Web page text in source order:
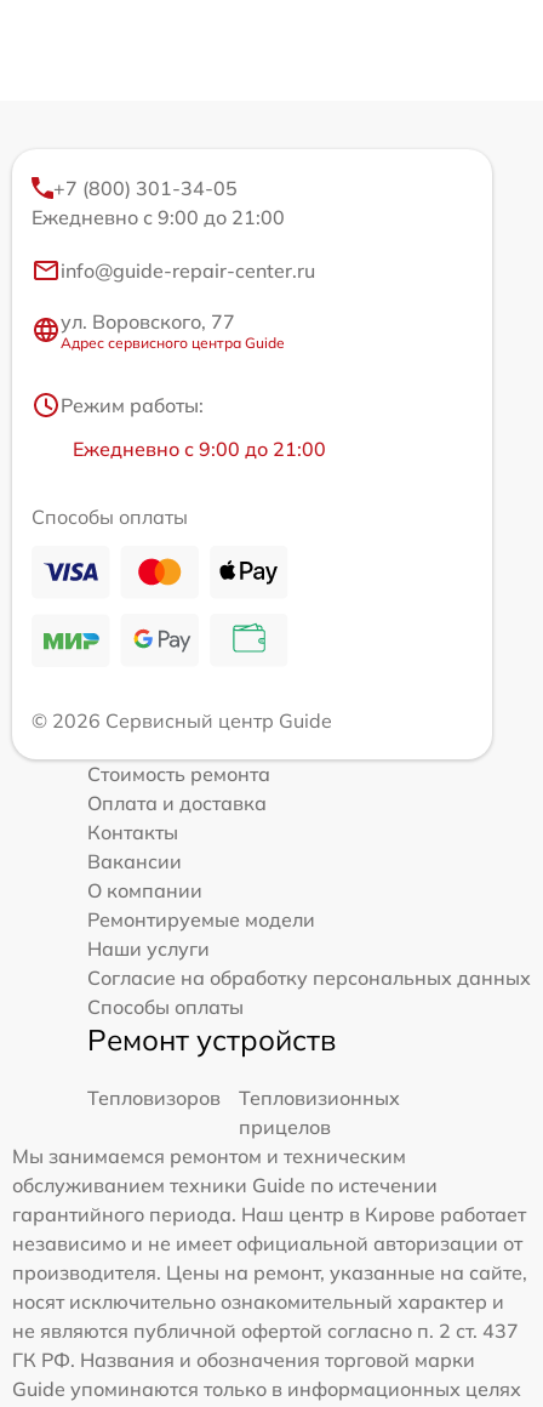
+7 (800) 301-34-05
Ежедневно с 9:00 до 21:00
info@guide-repair-center.ru
ул. Воровского, 77
Адрес сервисного центра Guide
Режим работы:
Ежедневно с 9:00 до 21:00
Способы оплаты
© 2026 Сервисный центр Guide
Стоимость ремонта
Оплата и доставка
Контакты
Вакансии
О компании
Ремонтируемые модели
Наши услуги
Согласие на обработку персональных данных
Способы оплаты
Ремонт устройств
Тепловизоров
Тепловизионных
прицелов
Мы занимаемся ремонтом и техническим
обслуживанием техники Guide по истечении
гарантийного периода. Наш центр в Кирове работает
независимо и не имеет официальной авторизации от
производителя. Цены на ремонт, указанные на сайте,
носят исключительно ознакомительный характер и
не являются публичной офертой согласно п. 2 ст. 437
ГК РФ. Названия и обозначения торговой марки
Guide упоминаются только в информационных целях